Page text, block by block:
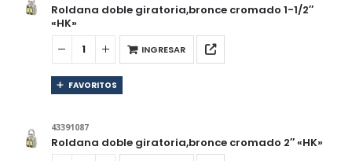
Roldana doble giratoria,bronce cromado 1-1/2″
«HK»
INGRESAR
FAVORITOS
43391087
Roldana doble giratoria,bronce cromado 2″ «HK»